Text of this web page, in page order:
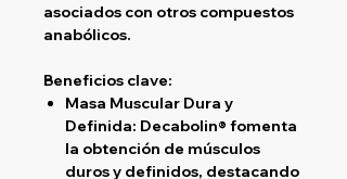
asociados con otros compuestos
anabólicos.
Beneficios clave:
Masa Muscular Dura y
Definida: Decabolin® fomenta
la obtención de músculos
duros y definidos, destacando